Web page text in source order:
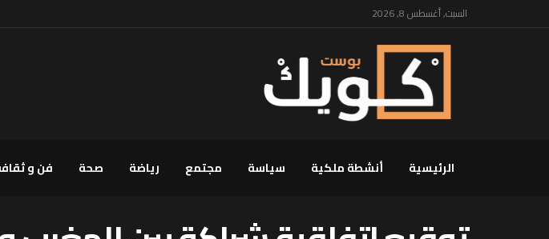
السبت, أغسطس 8, 2026
الرئيسية أنشطة ملكية سياسة مجتمع رياضة صحة فن و